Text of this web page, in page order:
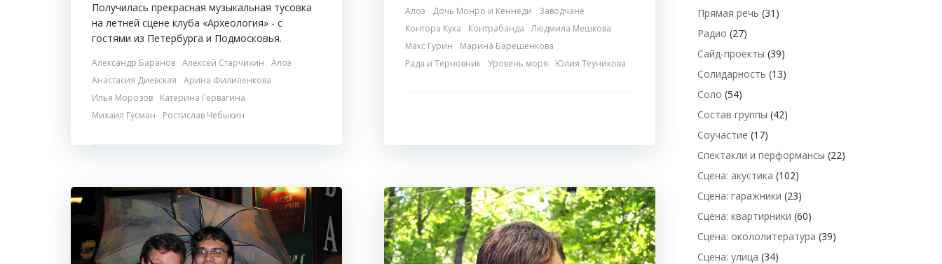
Получилась прекрасная музыкальная тусовка
на летней сцене клуба «Археология» - с
гостями из Петербурга и Подмосковья.
Александр Баранов Алексей Старчихин
Алоэ
Анастасия Диевская
Арина Филипенкова
Илья Морозов
Катерина Гервагина
Михаил Гусман
Ростислав Чебыкин
Алоэ Дочь Монро и Кеннеди
Заводчане
Контора Кука
Контрабанда
Людмила Мешкова
Макс Гурин
Марина Барешенкова
Рада и Терновник
Уровень моря Юлия Теуникова
Прямая речь (31)
Радио (27)
Сайд-проекты (39)
Солидарность (13)
Соло (54)
Состав группы (42)
Соучастие (17)
Спектакли и перформансы (22)
Сцена: акустика (102)
Сцена: гаражники (23)
Сцена: квартирники (60)
Сцена: окололитература (39)
Сцена: улица (34)